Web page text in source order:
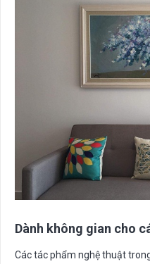
Dành không gian cho
Các tác phẩm nghệ thuật